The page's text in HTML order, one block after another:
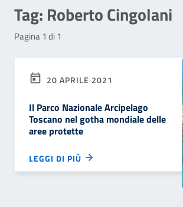
Tag: Roberto Cingolani
Pagina 1 di 1
20 APRILE 2021
Il Parco Nazionale Arcipelago
Toscano nel gotha mondiale delle
aree protette
LEGGI DI PIÙ